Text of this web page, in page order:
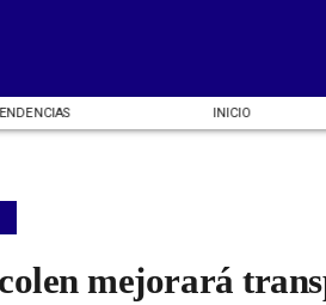
INICIO
mejorará